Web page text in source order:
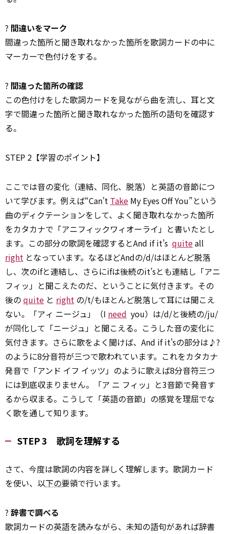
? 間違いをマーク
間違った箇所と聞き取れなかった箇所を歌詞カードの中に
マーカーで色付けをする。
? 間違った箇所の確認
この色付けをした歌詞カードを見ながら曲を流し、耳と文
字で間違った箇所と聞き取れなかった箇所の語句を確認す
る。
STEP 2【学習のポイント】
ここでは音の変化（連結、同化、脱落）と英語の音節につ
いて学びます。例えば“Can’t Take My Eyes Off You”という
曲のディクテーションをして、よく聞き取れなかった箇所
をカタカナで「アニフィックワィオーライ」と書いたとし
ます。この部分の歌詞を確認するとAnd if it’s quiteall
right となっています。なるほどAndの/d/はほとんど脱落
し、次のifと連結し、さらにifは後続のit’sとも連結し「アニ
フィッ」と聞こえたのだ、ということに気付きます。その
後の quite と right の/t/もほとんど脱落して耳には聞こえ
ない。「アィ ニージュ」（I need you）は/d/と後続の/ju/
が同化して「ニージュ」と聞こえる。こうした音の変化に
気付きます。さらに歌をよく聞けば、And if it’sの部分は♪?
のように8分音符が三つで歌われています。これをカタカナ
発音で「アンド イフ イッツ」のように歌えば8分音符三つ
には到底収まりません。「ア ニ フィッ」と3音節で発音す
るから収まる。こうして「英語の音節」の感覚を理屈でな
く歌を通して知ります。
STEP 3 歌詞を理解する
さて、今度は歌詞の内容を詳しく理解します。歌詞カード
を使い、以下の要領で行います。
?辞書で調べる
歌詞カードの英語を読みながら、未知の語句があれば辞書